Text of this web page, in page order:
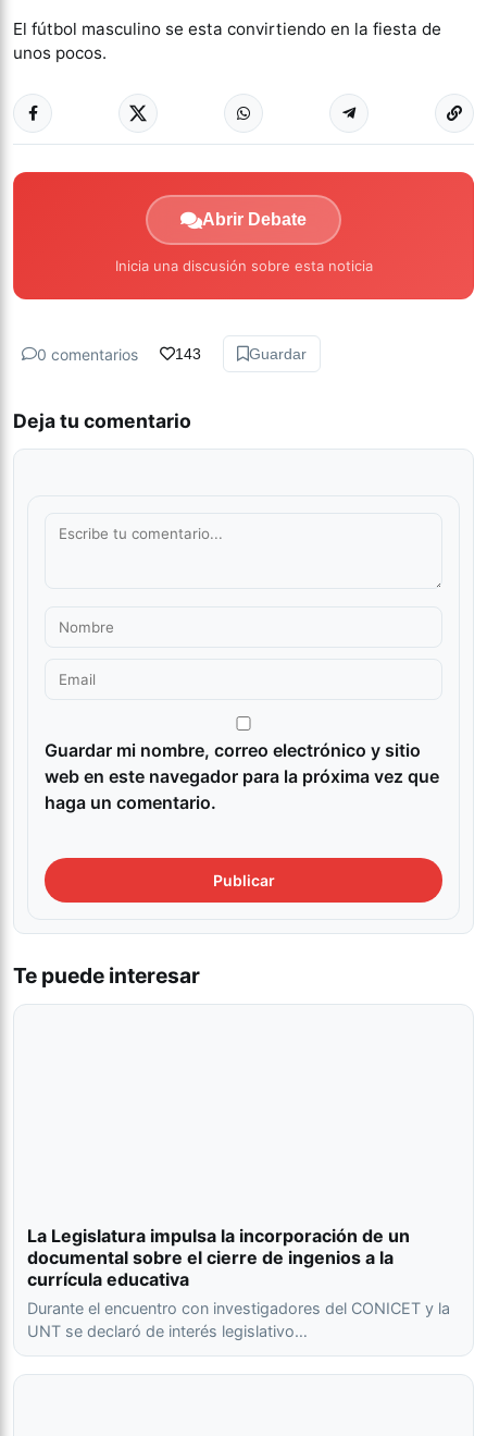
El fútbol masculino se esta convirtiendo en la fiesta de
unos pocos.
Abrir Debate
Inicia una discusión sobre esta noticia
0 comentarios 143 Guardar
Deja tu comentario
Guardar mi nombre, correo electrónico y sitio
web en este navegador para la próxima vez que
haga un comentario.
Te puede interesar
La Legislatura impulsa la incorporación de un
documental sobre el cierre de ingenios a la
currícula educativa
Durante el encuentro con investigadores del CONICET y la
UNT se declaró de interés legislativo…